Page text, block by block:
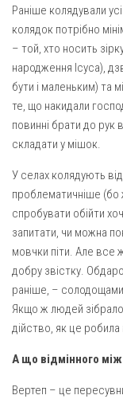
Раніше колядували
колядок потрібно
– той, хто носить
народження Ісуса),
бути і маленьким) та
те, що накидали
повинні брати до рук
складати у мішок.
У селах колядують
проблематичніше
спробувати обійти
запитати, чи можна
мовчки піти. Але все
добру звістку.
раніше, –
Якщо ж людей
дійство, як це
А що відмінного
Вертеп – це